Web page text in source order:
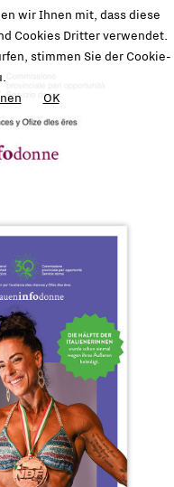
wir Ihnen mit, dass diese
Cookies Dritter verwendet.
stimmen Sie der Cookie-
OK